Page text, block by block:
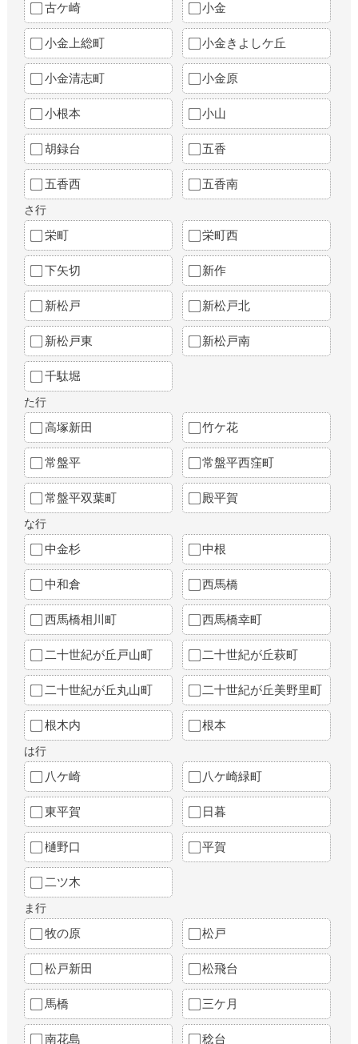
古ケ崎 小金
小金上総町 小金きよしケ丘
小金清志町 小金原
小根本 小山
胡録台 五香
五香西 五香南
さ行
栄町 栄町西
下矢切 新作
新松戸 新松戸北
新松戸東 新松戸南
千駄堀
た行
高塚新田 竹ケ花
常盤平 常盤平西窪町
常盤平双葉町 殿平賀
な行
中金杉 中根
中和倉 西馬橋
西馬橋相川町 西馬橋幸町
二十世紀が丘戸山町 二十世紀が丘萩町
二十世紀が丘丸山町 二十世紀が丘美野里町
根木内 根本
は行
八ケ崎 八ケ崎緑町
東平賀 日暮
樋野口 平賀
二ツ木
ま行
牧の原 松戸
松戸新田 松飛台
馬橋 三ケ月
南花島 稔台